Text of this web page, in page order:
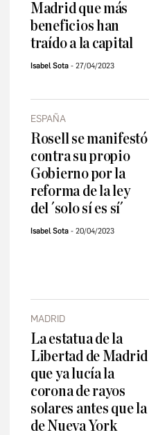
Madrid que más
beneficios han
traído a la capital
Isabel Sota 27/04/2023
ESPAÑA
Rosell se manifestó
contra su propio
Gobierno por la
reforma de la ley
del ´solo sí es sí´
Isabel Sota 20/04/2023
MADRID
La estatua de la
Libertad de Madrid
que ya lucía la
corona de rayos
solares antes que la
de Nueva York